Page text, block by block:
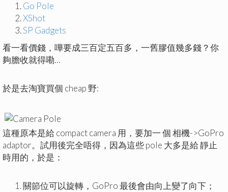
Go Pole
XShot
SP Gadgets
看一看價錢，嘩要成三百定五百多，一舊膠值幾多錢？你
夠膽收就得嘞…
於是去淘寶買個 cheap 野:
這種原本是給 compact camera 用，要加一 個 相機->GoPro
adaptor。試用後完全唔得，因為這些 pole 大多是給 靜止
時用的，於是：
關節位可以旋轉，GoPro 最後會由向上變了向下；